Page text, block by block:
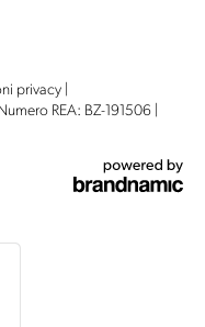
privacy
REA: BZ-191506